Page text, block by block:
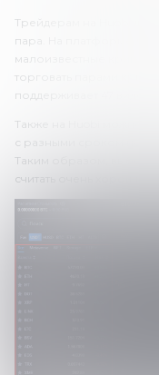
Трейдерам на Huobi
пара. На платформе
малоизвестные
торговать парами
поддерживает 47 видов
Также на Huobi можно
с разными сроком
Таким образом, выбор
считать очень хорошим.